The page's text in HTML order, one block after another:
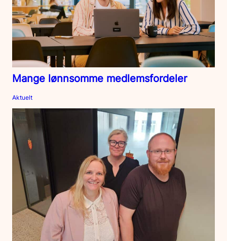
Mange lønnsomme medlemsfordeler
Aktuelt